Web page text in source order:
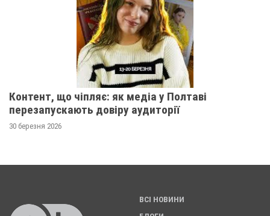
Контент, що чіпляє: як медіа у Полтаві
перезапускають довіру аудиторії
30 березня 2026
ВСІ НОВИНИ